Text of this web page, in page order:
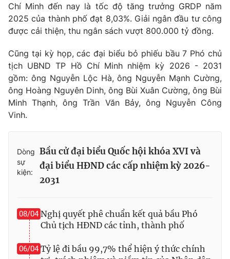
VTV Sức khoẻ Bất động sản
VTV4 Vươn mình bằng AI
VTV9 VTV8
THỜI BÁO VTV
Theo dõi báo trên
Chí Minh đến nay là tốc độ tăng trưởng GRDP năm
2025 của thành phố đạt 8,03%. Giải ngân đầu tư công
được cải thiện, thu ngân sách vượt 800.000 tỷ đồng.
Cũng tại kỳ họp, các đại biểu bỏ phiếu bầu 7 Phó chủ
tịch UBND TP Hồ Chí Minh nhiệm kỳ 2026 - 2031
gồm: ông Nguyễn Lộc Hà, ông Nguyễn Mạnh Cường,
ông Hoàng Nguyên Dinh, ông Bùi Xuân Cường, ông Bùi
Minh Thạnh, ông Trần Văn Bảy, ông Nguyễn Công
Vinh.
Dòng
sự
kiện:
Bầu cử đại biểu Quốc hội khóa XVI và
đại biểu HĐND các cấp nhiệm kỳ 2026-
2031
08/04 Nghị quyết phê chuẩn kết quả bầu Phó
Chủ tịch HĐND các tỉnh, thành phố
06/04 Tỷ lệ đi bầu 99,7% thể hiện ý thức chính